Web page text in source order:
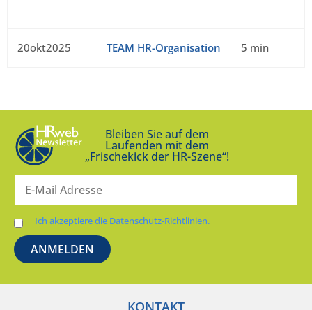
20okt2025 TEAM HR-Organisation 5 min
Bleiben Sie auf dem
Laufenden mit dem
„Frischekick der HR-Szene“!
Ich akzeptiere die Datenschutz-Richtlinien.